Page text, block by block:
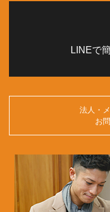
LINEで
法人・
お